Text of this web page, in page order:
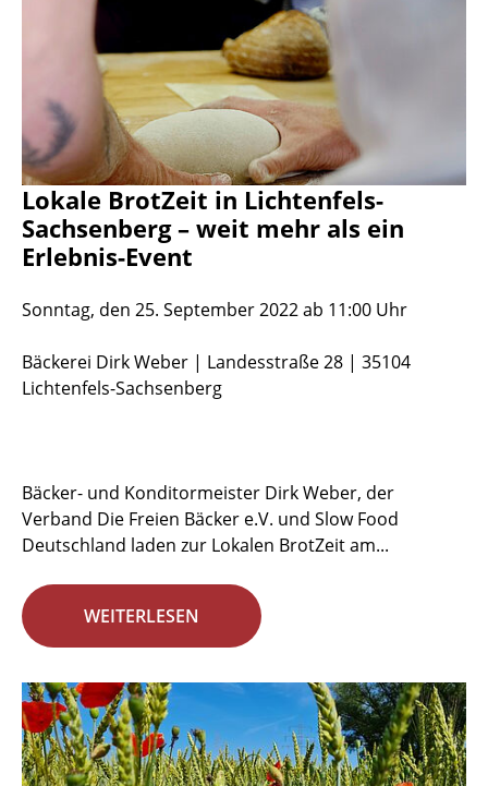
Lokale BrotZeit in Lichtenfels-
Sachsenberg – weit mehr als ein
Erlebnis-Event
Sonntag, den 25. September 2022 ab 11:00 Uhr
Bäckerei Dirk Weber | Landesstraße 28 | 35104
Lichtenfels-Sachsenberg
Bäcker- und Konditormeister Dirk Weber, der
Verband Die Freien Bäcker e.V. und Slow Food
Deutschland laden zur Lokalen BrotZeit am...
WEITERLESEN